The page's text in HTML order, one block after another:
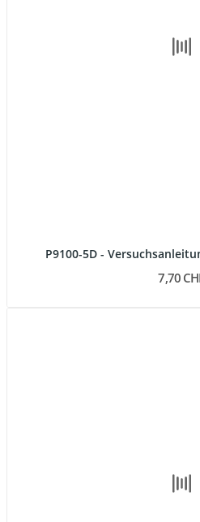
P9100-5D -
7,70